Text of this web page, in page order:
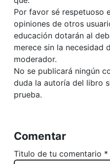
Por favor sé respetuoso
opiniones de otros
educación dotarán al
merece sin la necesidad
moderador.
No se publicará ningún
duda la autoría del libro
prueba.
Comentar
Titulo de tu comentario *